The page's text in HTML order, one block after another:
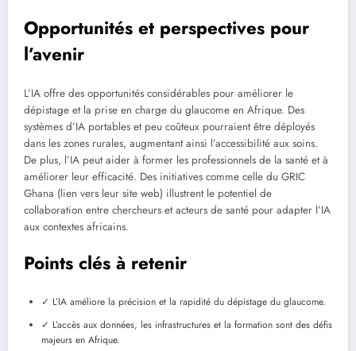
Opportunités et perspectives pour
l’avenir
L’IA offre des opportunités considérables pour améliorer le
dépistage et la prise en charge du glaucome en Afrique. Des
systèmes d’IA portables et peu coûteux pourraient être déployés
dans les zones rurales, augmentant ainsi l’accessibilité aux soins.
De plus, l’IA peut aider à former les professionnels de la santé et à
améliorer leur efficacité. Des initiatives comme celle du GRIC
Ghana (lien vers leur site web) illustrent le potentiel de
collaboration entre chercheurs et acteurs de santé pour adapter l’IA
aux contextes africains.
Points clés à retenir
✓ L’IA améliore la précision et la rapidité du dépistage du glaucome.
✓ L’accès aux données, les infrastructures et la formation sont des défis
majeurs en Afrique.